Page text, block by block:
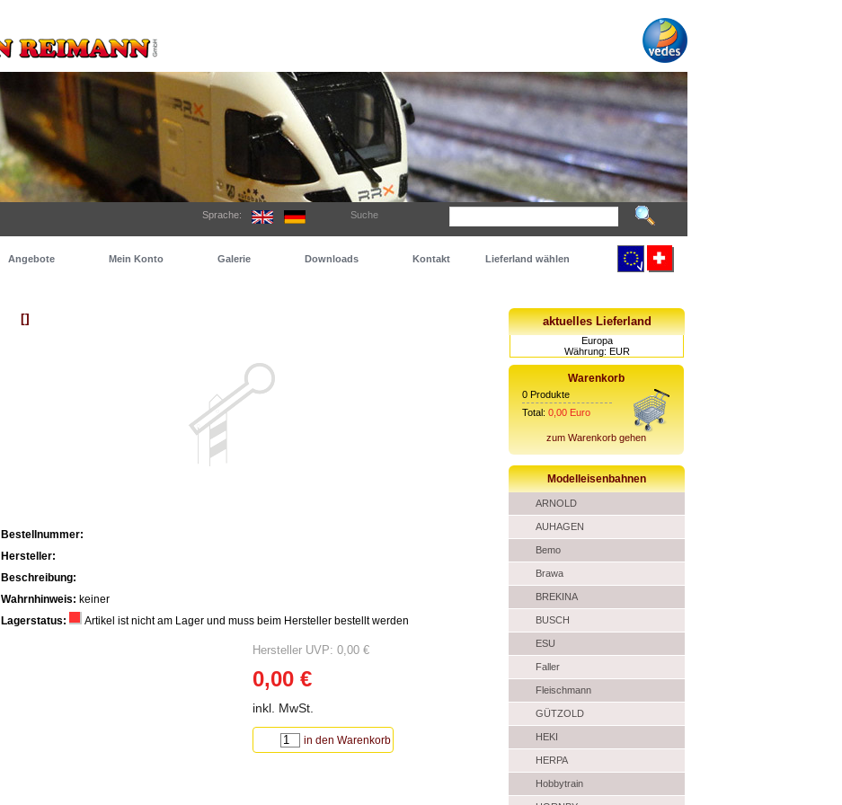
Suche
Sprache:
Angebote Mein Konto Galerie Downloads Kontakt Lieferland wählen
[]
Bestellnummer:
Hersteller:
Beschreibung:
Wahrnhinweis: keiner
Lagerstatus:
Artikel ist nicht am Lager und muss beim Hersteller bestellt werden
Hersteller UVP: 0,00 €
0,00 €
inkl. MwSt.
in den Warenkorb
aktuelles Lieferland
Europa
Währung: EUR
Warenkorb
0 Produkte
Total: 0,00 Euro
zum Warenkorb gehen
Modelleisenbahnen
ARNOLD
AUHAGEN
Bemo
Brawa
BREKINA
BUSCH
ESU
Faller
Fleischmann
GÜTZOLD
HEKI
HERPA
Hobbytrain